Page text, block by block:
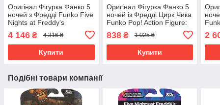
Оригінал Фігурка Фанко 5
ночей з Фредді Funko Five
Nights at Freddy's
Articulated Freddy Action
Figure 8846 Оригинал
4 146 ₴ 4 316 ₴
Купити
Оригінал Фігурка Фанко 5
ночей із Фредді Цирк Чика
Funko Pop! Action Figure:
Circus Chica
838₴ 1 025 ₴
Купити
The
2
Подібні товари компанії